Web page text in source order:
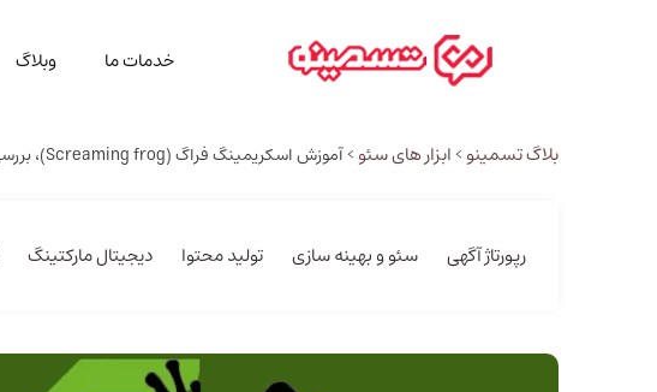
خدمات ما وبلاگ
بلاگ تسمینو >ابزار های سئو >آموزش اسکریمینگ فراگ (Screaming frog)، بررسی سئو سایت
رپورتاژ آگهی سئو و بهینه سازی تولید محتوا دیجیتال مارکتینگ